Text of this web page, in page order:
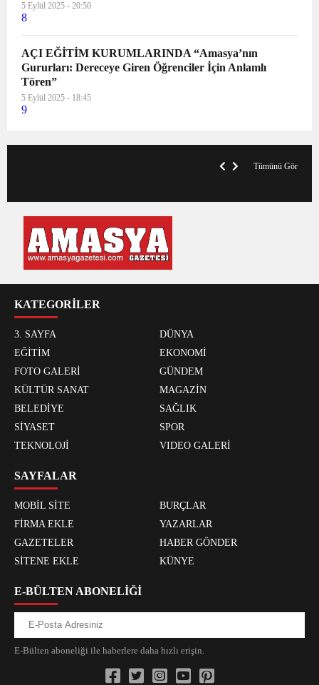
5 Eylül 2025 - 20:50
8
AÇI EĞİTİM KURUMLARINDA “Amasya’nın
Gururları: Dereceye Giren Öğrenciler İçin Anlamlı
Tören”
5 Eylül 2025 - 18:45
9
Tümünü Gör
KATEGORİLER
3. SAYFA
DÜNYA
EĞİTİM
EKONOMİ
FOTO GALERİ
GÜNDEM
KÜLTÜR SANAT
MAGAZİN
BELEDİYE
SAĞLIK
SİYASET
SPOR
TEKNOLOJİ
VIDEO GALERİ
SAYFALAR
MOBİL SİTE
BURÇLAR
FİRMA EKLE
YAZARLAR
GAZETELER
HABER GÖNDER
SİTENE EKLE
KÜNYE
E-BÜLTEN ABONELİĞİ
E-Bülten aboneliği ile haberlere daha hızlı erişin.